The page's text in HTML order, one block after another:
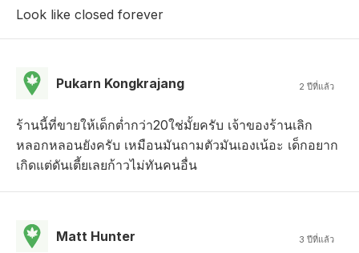
Look like closed forever
Pukarn Kongkrajang 2 ปีที่แล้ว
ร้านนี้ที่ขายให้เด็กต่ำกว่า20ใช่มั้ยครับ เจ้าของร้านเลิก
หลอกหลอนยังครับ เหมือนมันถามตัวมันเองเน้อะ เด็กอยาก
เกิดแต่ดันเตี้ยเลยก้าวไม่ทันคนอื่น
Matt Hunter 3 ปีที่แล้ว